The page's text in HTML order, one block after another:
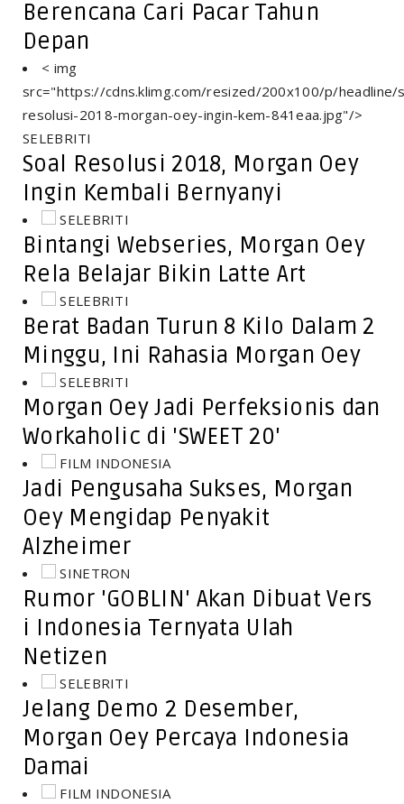
Berencana Cari Pacar Tahun
Depan
< img
src="https://cdns.klimg.com/resized/200x100/p/headline/
resolusi-2018-morgan-oey-ingin-kem-841eaa.jpg"/>
SELEBRITI
Soal Resolusi 2018, Morgan Oey
Ingin Kembali Bernyanyi
SELEBRITI
Bintangi Webseries, Morgan Oey
Rela Belajar Bikin Latte Art
SELEBRITI
Berat Badan Turun 8 Kilo Dalam 2
Minggu, Ini Rahasia Morgan Oey
SELEBRITI
Morgan Oey Jadi Perfeksionis dan
Workaholic di 'SWEET 20'
FILM INDONESIA
Jadi Pengusaha Sukses, Morgan
Oey Mengidap Penyakit
Alzheimer
SINETRON
Rumor 'GOBLIN' Akan Dibuat Vers
i Indonesia Ternyata Ulah
Netizen
SELEBRITI
Jelang Demo 2 Desember,
Morgan Oey Percaya Indonesia
Damai
FILM INDONESIA